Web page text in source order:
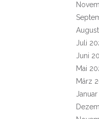
Juli
Juni
Mai
März